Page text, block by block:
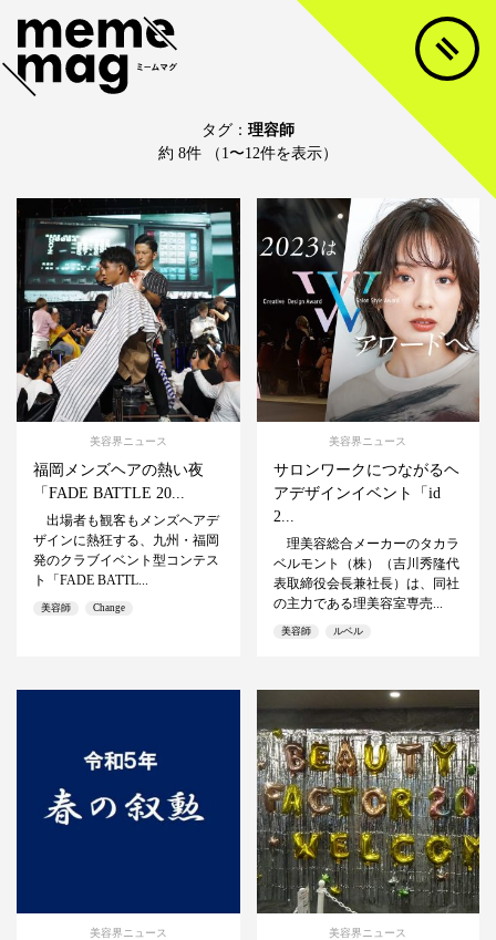
タグ： 理容師
約 8件 （1〜12件を表示）
美容界ニュース
福岡メンズヘアの熱い夜
「FADE BATTLE 20...
出場者も観客もメンズヘアデ
ザインに熱狂する、九州・福岡
発のクラブイベント型コンテス
ト「FADE BATTL...
美容師 Change
美容界ニュース
サロンワークにつながるヘ
アデザインイベント「id
2...
理美容総合メーカーのタカラ
ベルモント（株）（吉川秀隆代
表取締役会長兼社長）は、同社
の主力である理美容室専売...
美容師 ルベル
美容界ニュース 美容界ニュース